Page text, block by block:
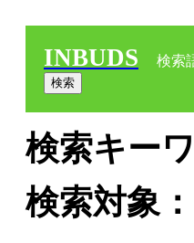
INBUDS 検索
検索キー
検索対象